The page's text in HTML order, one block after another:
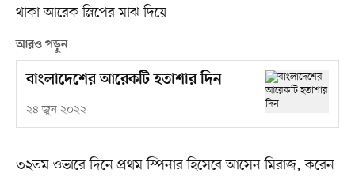
থাকা আরেক স্লিপের মাঝ দিয়ে।
আরও পড়ুন
বাংলাদেশের আরেকটি হতাশার দিন
২৪ জুন ২০২২
৩২তম ওভারে দিনে প্রথম স্পিনার হিসেবে আসেন মিরাজ, করেন